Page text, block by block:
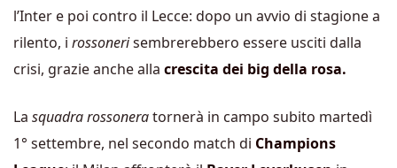
l’Inter e poi contro il Lecce: dopo un avvio di stagione a
rilento, i rossonerisembrerebbero essere usciti dalla
crisi, grazie anche alla crescita dei big della rosa.
La squadra rossoneratornerà in campo subito martedì
1° settembre, nel secondo match di Champions